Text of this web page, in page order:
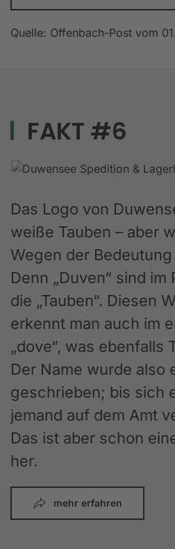
Quelle: Offenbach-Post vom
FAKT #6
Das Logo von
weiße Tauben – aber
Wegen der
Denn „Duven“ sind
die „Tauben“. Diesen
erkennt man auch im
„dove“, was ebenfalls
Der Name wurde also
geschrieben; bis sich
jemand auf dem Amt
Das ist aber schon
her.
mehr erfahren